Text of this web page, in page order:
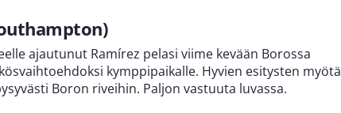
ajautunut Ramírez pelasi viime kevään Borossa
kymppipaikalle. Hyvien esitysten myötä
Boron riveihin. Paljon vastuuta luvassa.